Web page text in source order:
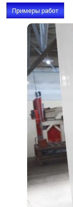
Примеры работ